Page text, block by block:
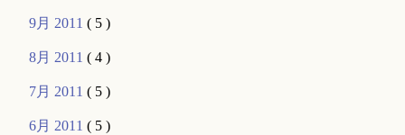
9月 2011( 5 )
8月 2011( 4 )
7月 2011( 5 )
6月 2011( 5 )